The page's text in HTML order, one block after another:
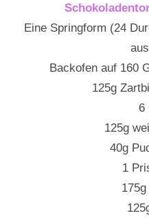
Eine Springform (24
Backofen auf 160
125g
6
125g
40g
1